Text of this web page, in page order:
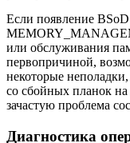
Если появление
или обслуживания
первопричиной,
некоторые
со сбойных планок на
зачастую проблема
Диагностика